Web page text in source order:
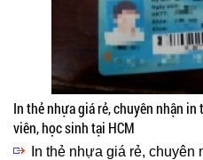
In thẻ nhựa giá rẻ, chuyên nhận
viên, học sinh tại HCM
In thẻ nhựa giá rẻ, chuyên